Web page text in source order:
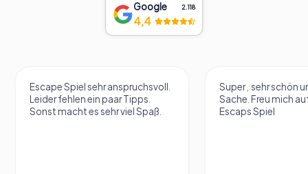
Google 2.118
4,4
Escape Spiel sehr anspruchsvoll.
Leider fehlen ein paar Tipps.
Sonst macht es sehr viel Spaß.
Super , sehr schön
Sache. Freu mich
Escaps Spiel